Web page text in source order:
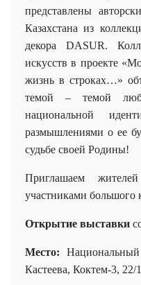
представлены
Казахстана из
декора DASUR.
искусств в проекте
жизнь в строках…»
темой – темой
национальной
размышлениями о ее
судьбе своей Родины!
Приглашаем
участниками большого
Открытие выставки
Место:
Кастеева, Коктем-3, 22/1